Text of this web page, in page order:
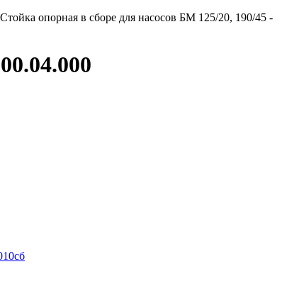
Стойка опорная в сборе для насосов БМ 125/20, 190/45 -